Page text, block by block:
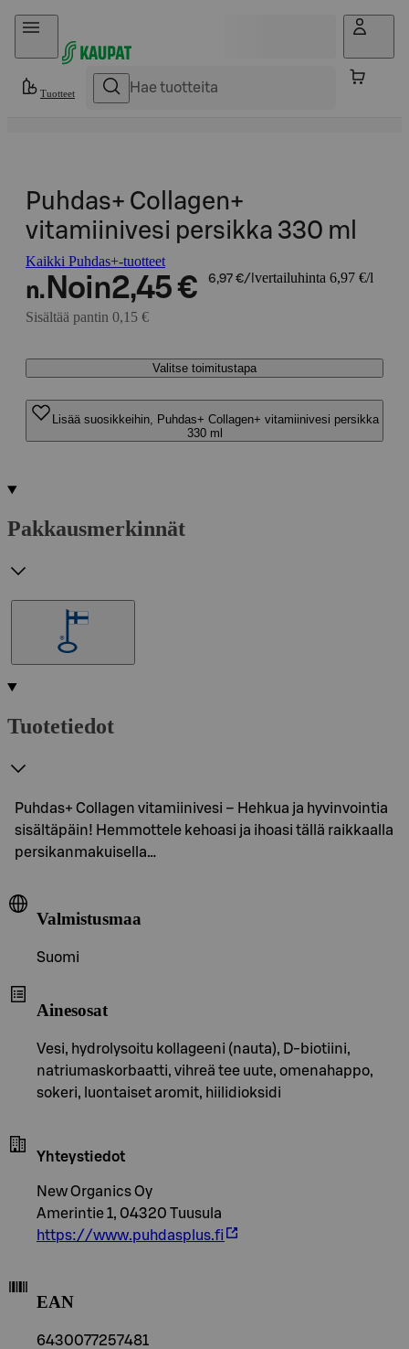
Hyppää sisältöön
Tuotteet
Puhdas+ Collagen+
vitamiinivesi persikka 330 ml
Kaikki Puhdas+-tuotteet
n. Noin2,45 € 6,97 €/l vertailuhinta 6,97 €/l
Sisältää pantin 0,15 €
Valitse toimitustapa
Lisää suosikkeihin, Puhdas+ Collagen+ vitamiinivesi persikka
330 ml
Pakkausmerkinnät
Tuotetiedot
Puhdas+ Collagen vitamiinivesi – Hehkua ja hyvinvointia
sisältäpäin! Hemmottele kehoasi ja ihoasi tällä raikkaalla
persikanmakuisella…
Valmistusmaa
Suomi
Ainesosat
Vesi, hydrolysoitu kollageeni (nauta), D-biotiini,
natriumaskorbaatti, vihreä tee uute, omenahappo,
sokeri, luontaiset aromit, hiilidioksidi
Yhteystiedot
New Organics Oy
Amerintie 1, 04320 Tuusula
https://www.puhdasplus.fi
EAN
6430077257481